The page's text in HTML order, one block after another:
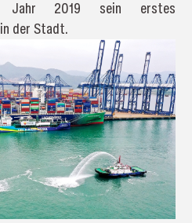
Jahr 2019 sein erstes
der Stadt.